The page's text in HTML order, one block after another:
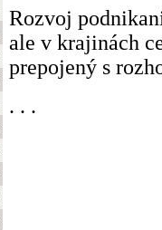
Rozvoj
ale v krajinách
prepojený s
. . .